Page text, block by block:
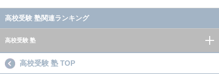
高校受験 塾関連ランキング
高校受験 塾
高校受験 塾 TOP